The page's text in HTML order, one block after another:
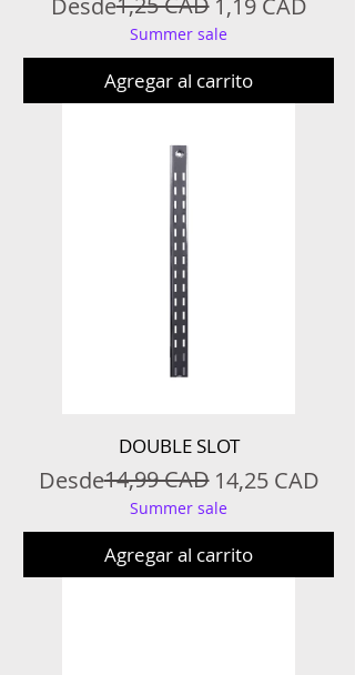
Desde 1,19 CAD
Summer sale
Agregar al carrito
DOUBLE SLOT
Desde
Precio14,99 CAD 14,25 CAD
Precio de oferta
Summer sale
Agregar al carrito